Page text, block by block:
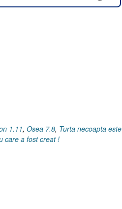
1.11, Osea 7.8, Turta necoapta este
care a fost creat !